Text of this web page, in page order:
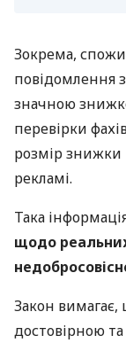
Зокрема,
повідомлення
значною
перевірки
розмір знижки
рекламі.
Така
щодо
Закон вимагає,
достовірною